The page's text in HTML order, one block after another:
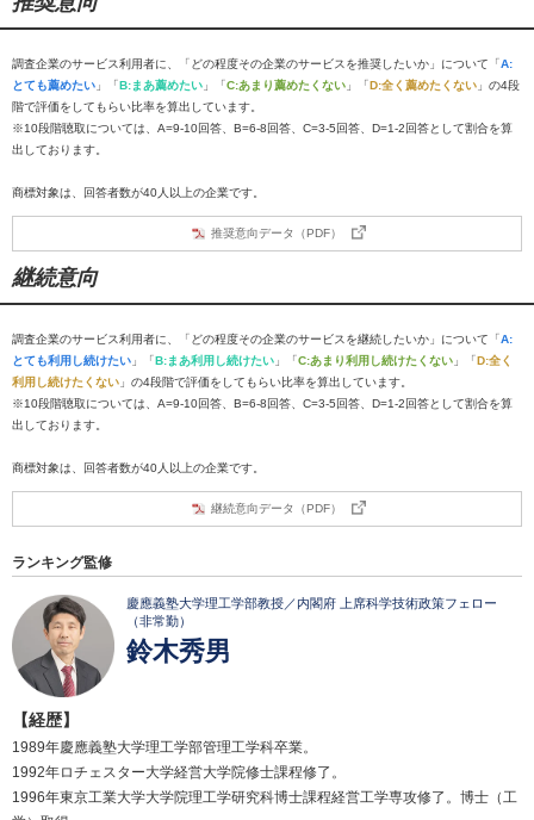
調査企業のサービス利用者に、「どの程度その企業のサービスを推奨したいか」について「A:
とても薦めたい 」「B:まあ薦めたい 」「C:あまり薦めたくない 」「D:全く薦めたくない 」の4段
階で評価をしてもらい比率を算出しています。
※10段階聴取については、A=9-10回答、B=6-8回答、C=3-5回答、D=1-2回答として割合を算
出しております。
商標対象は、回答者数が40人以上の企業です。
推奨意向データ（PDF）
継続意向
調査企業のサービス利用者に、「どの程度その企業のサービスを継続したいか」について「A:
とても利用し続けたい 」「B:まあ利用し続けたい 」「C:あまり利用し続けたくない 」「D:全く
利用し続けたくない 」の4段階で評価をしてもらい比率を算出しています。
※10段階聴取については、A=9-10回答、B=6-8回答、C=3-5回答、D=1-2回答として割合を算
出しております。
商標対象は、回答者数が40人以上の企業です。
継続意向データ（PDF）
ランキング監修
慶應義塾大学理工学部教授／内閣府 上席科学技術政策フェロー
（非常勤）
鈴木秀男
【経歴】
1989年慶應義塾大学理工学部管理工学科卒業。
1992年ロチェスター大学経営大学院修士課程修了。
1996年東京工業大学大学院理工学研究科博士課程経営工学専攻修了。博士（工